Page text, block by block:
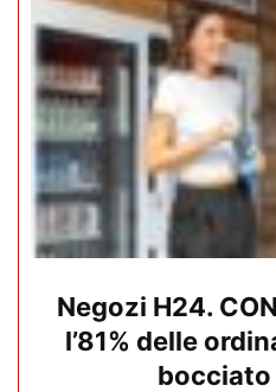
Negozi H24.
l’81% delle
bocciato